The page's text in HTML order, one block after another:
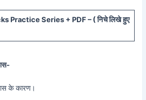
Practice Series + PDF – (निचे लिखे हुए
के कारण।